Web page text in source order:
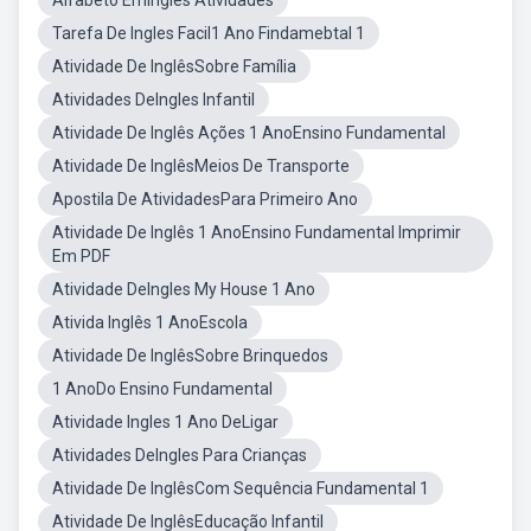
Tarefa De Ingles Facil1 Ano Findamebtal 1
Atividade De InglêsSobre Família
Atividades DeIngles Infantil
Atividade De Inglês Ações 1 AnoEnsino Fundamental
Atividade De InglêsMeios De Transporte
Apostila De AtividadesPara Primeiro Ano
Atividade De Inglês 1 AnoEnsino Fundamental Imprimir
Em PDF
Atividade DeIngles My House 1 Ano
Ativida Inglês 1 AnoEscola
Atividade De InglêsSobre Brinquedos
1 AnoDo Ensino Fundamental
Atividade Ingles 1 Ano DeLigar
Atividades DeIngles Para Crianças
Atividade De InglêsCom Sequência Fundamental 1
Atividade De InglêsEducação Infantil